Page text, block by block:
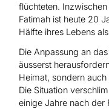
flüchteten.
Fatimah ist heute 20
Hälfte ihres Lebens
Die Anpassung an
äusserst
Heimat, sondern
Die Situation
einige Jahre nach der